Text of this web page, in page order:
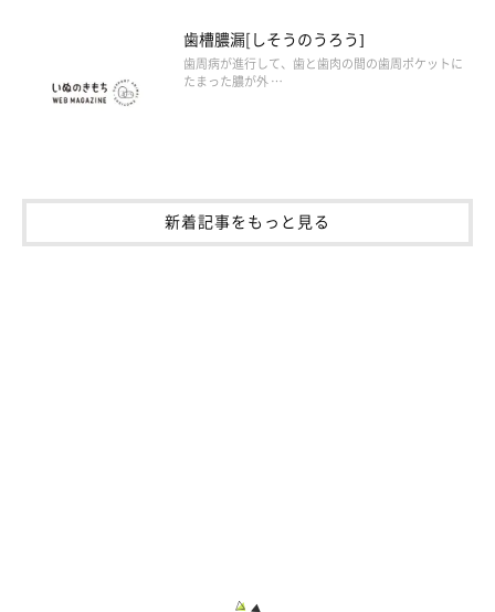
歯槽膿漏[しそうのうろう]
歯周病が進行して、歯と歯肉の間の歯周ポケットに
たまった膿が外 …
新着記事をもっと見る